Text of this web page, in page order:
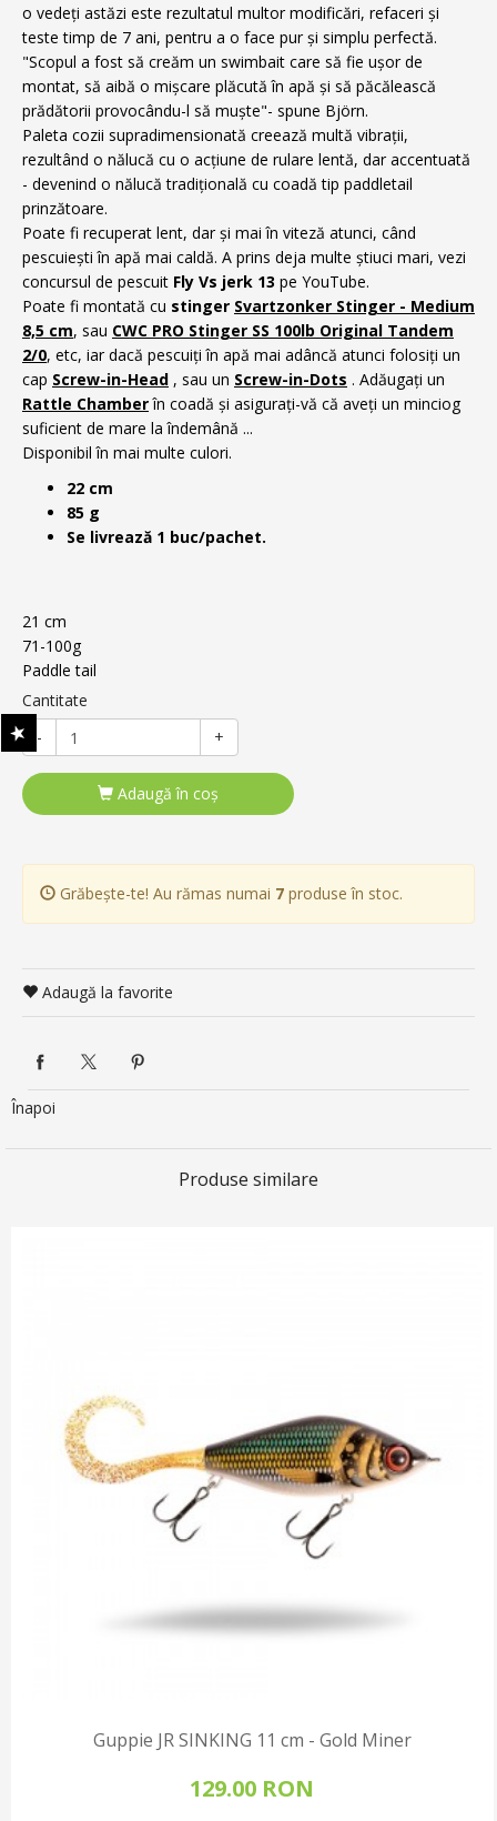
o vedeți astăzi este rezultatul multor modificări, refaceri și
teste timp de 7 ani, pentru a o face pur și simplu perfectă.
"Scopul a fost să creăm un swimbait care să fie ușor de
montat, să aibă o mișcare plăcută în apă și să păcălească
prădătorii provocându-l să muște"- spune Björn.
Paleta cozii supradimensionată creează multă vibrații,
rezultând o nălucă cu o acțiune de rulare lentă, dar accentuată
- devenind o nălucă tradițională cu coadă tip paddletail
prinzătoare.
Poate fi recuperat lent, dar și mai în viteză atunci, când
pescuiești în apă mai caldă. A prins deja multe știuci mari, vezi
concursul de pescuit Fly Vs jerk 13 pe YouTube.
Poate fi montată cu stinger Svartzonker Stinger - Medium
8,5 cm, sau CWC PRO Stinger SS 100lb Original Tandem
2/0, etc, iar dacă pescuiți în apă mai adâncă atunci folosiți un
cap Screw-in-Head , sau un Screw-in-Dots . Adăugați un
Rattle Chamberîn coadă și asigurați-vă că aveți un minciog
suficient de mare la îndemână ...
Disponibil în mai multe culori.
22 cm
85 g
Se livrează 1 buc/pachet.
21 cm
71-100g
Paddle tail
Cantitate
-
+
Adaugă în coş
Grăbește-te! Au rămas numai 7 produse în stoc.
Adaugă la favorite
Înapoi
Produse similare
Guppie JR SINKING 11 cm - Gold Miner
129.00 RON